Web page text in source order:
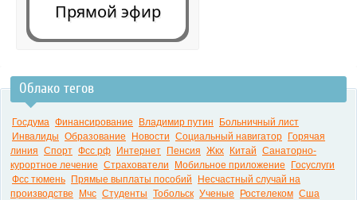
Прямой эфир
Облако тегов
Госдума Финансирование Владимир путин
Больничный лист
Инвалиды Образование Новости Социальный навигатор
Горячая
линия Спорт Фсс рф Интернет Пенсия Жкх Китай Санаторно-
курортное лечение Страхователи Мобильное приложение
Госуслуги
Фсс тюмень
Прямые выплаты пособий
Несчастный случай на
производстве
Мчс Студенты Тобольск Ученые Ростелеком Сша